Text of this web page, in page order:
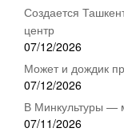
Создается
центр
07/12/2026
Может и дождик
07/12/2026
В Минкультуры —
07/11/2026